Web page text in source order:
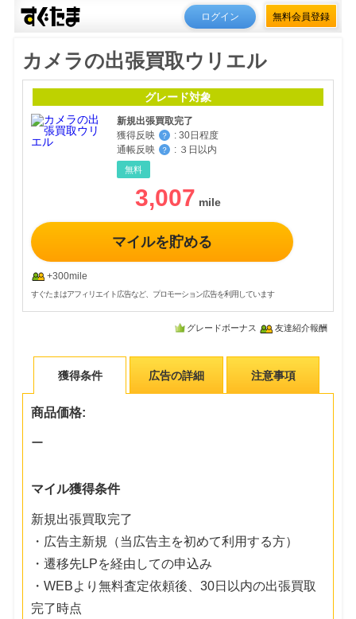
ログイン 無料会員登録
カメラの出張買取ウリエル
グレード対象
新規出張買取完了
獲得反映
？ : 30日程度
通帳反映
？ : ３日以内
無料
3,007
マイルを貯める
+300mile
すぐたまはアフィリエイト広告など、プロモーション広告を利用しています
グレードボーナス 友達紹介報酬
獲得条件 広告の詳細 注意事項
商品価格:
ー
マイル獲得条件
新規出張買取完了
・広告主新規（当広告主を初めて利用する方）
・遷移先LPを経由しての申込み
・WEBより無料査定依頼後、30日以内の出張買取
完了時点